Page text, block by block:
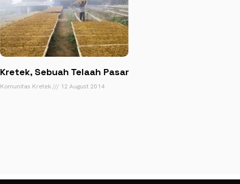
Kretek, Sebuah Telaah Pasar
Komunitas Kretek 12 August 2014